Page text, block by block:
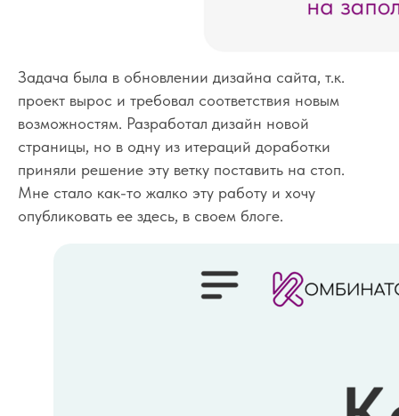
Задача была в обновлении дизайна сайта, т.к.
проект вырос и требовал соответствия новым
возможностям. Разработал дизайн новой
страницы, но в одну из итераций доработки
приняли решение эту ветку поставить на стоп.
Мне стало как-то жалко эту работу и хочу
опубликовать ее здесь, в своем блоге.